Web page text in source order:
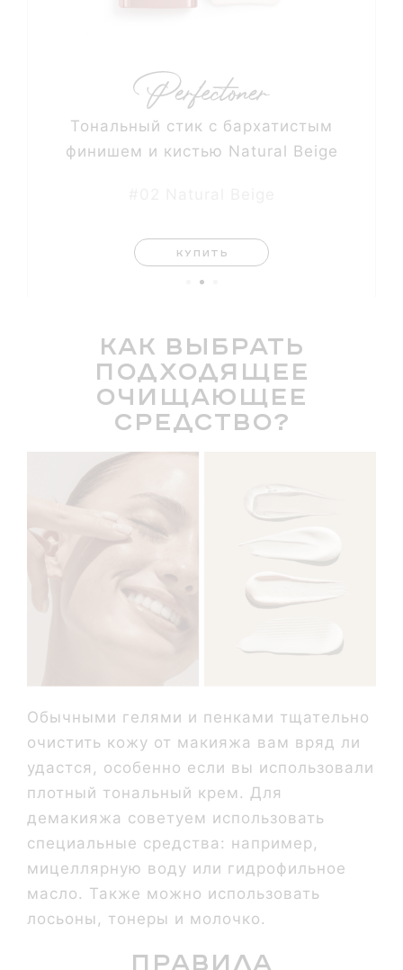
Тональный стик с бархатистым
финишем и кистью Natural Beige
КУПИТЬ
Как выбрать
подходящее
очищающее
средство?
Обычными гелями и пенками тщательно
очистить кожу от макияжа вам вряд ли
удастся, особенно если вы использовали
плотный тональный крем. Для
демакияжа советуем использовать
специальные средства: например,
мицеллярную воду или гидрофильное
масло. Также можно использовать
лосьоны, тонеры и молочко.
Правила